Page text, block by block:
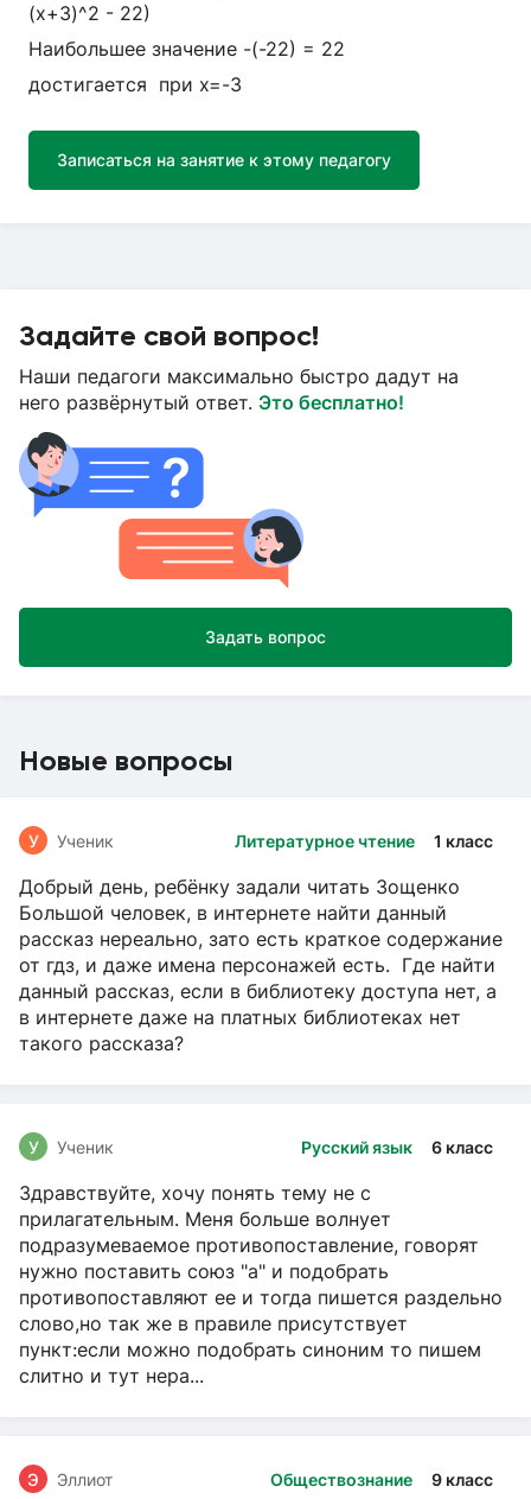
(х+3)^2 - 22)
Наибольшее значение -(-22) = 22
достигается при х=-3
Записаться на занятие к этому педагогу
Задайте свой вопрос!
Наши педагоги максимально быстро дадут на
него развёрнутый ответ. Это бесплатно!
Задать вопрос
Новые вопросы
Литературное чтение 1 класс
У Ученик
Добрый день, ребёнку задали читать Зощенко
Большой человек, в интернете найти данный
рассказ нереально, зато есть краткое содержание
от гдз, и даже имена персонажей есть. Где найти
данный рассказ, если в библиотеку доступа нет, а
в интернете даже на платных библиотеках нет
такого рассказа?
Русский язык 6 класс
У Ученик
Здравствуйте, хочу понять тему не с
прилагательным. Меня больше волнует
подразумеваемое противопоставление, говорят
нужно поставить союз "а" и подобрать
противопоставляют ее и тогда пишется раздельно
слово,но так же в правиле присутствует
пункт:если можно подобрать синоним то пишем
слитно и тут нера...
Обществознание 9 класс
Э Эллиот